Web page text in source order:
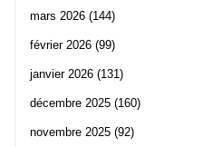
mars 2026 (144)
février 2026 (99)
janvier 2026 (131)
décembre 2025 (160)
novembre 2025 (92)